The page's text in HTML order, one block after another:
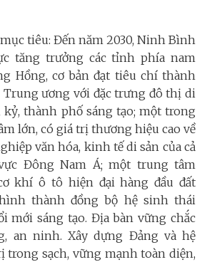
tiêu: Đến năm 2030, Ninh Bình
tăng trưởng các tỉnh phía nam
Hồng, cơ bản đạt tiêu chí thành
ương với đặc trưng đô thị di
thành phố sáng tạo; một trong
lớn, có giá trị thương hiệu cao về
văn hóa, kinh tế di sản của cả
Đông Nam Á; một trung tâm
khí ô tô hiện đại hàng đầu đất
thành đồng bộ hệ sinh thái
mới sáng tạo. Địa bàn vững chắc
an ninh. Xây dựng Đảng và hệ
sạch, vững mạnh toàn diện,